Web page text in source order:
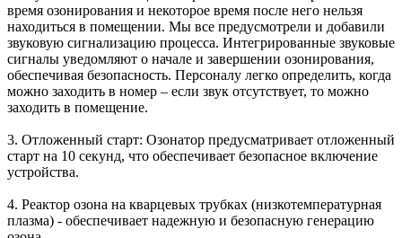
время озонирования и некоторое время после него нельзя
находиться в помещении. Мы все предусмотрели и добавили
звуковую сигнализацию процесса. Интегрированные звуковые
сигналы уведомляют о начале и завершении озонирования,
обеспечивая безопасность. Персоналу легко определить, когда
можно заходить в номер – если звук отсутствует, то можно
заходить в помещение.
3. Отложенный старт: Озонатор предусматривает отложенный
старт на 10 секунд, что обеспечивает безопасное включение
устройства.
4. Реактор озона на кварцевых трубках (низкотемпературная
плазма) - обеспечивает надежную и безопасную генерацию